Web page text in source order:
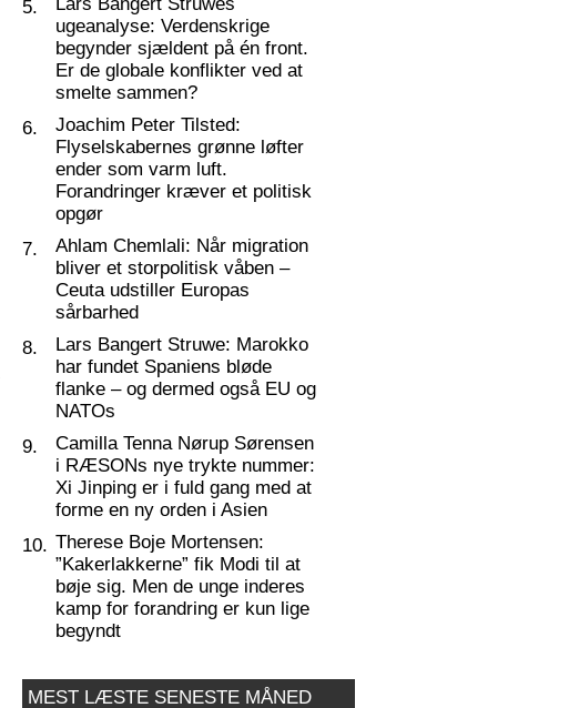
5.
ugeanalyse: Verdenskrige
begynder sjældent på én front.
Er de globale konflikter ved at
smelte sammen?
6.
Joachim Peter Tilsted:
Flyselskabernes grønne løfter
ender som varm luft.
Forandringer kræver et politisk
opgør
7.
Ahlam Chemlali: Når migration
bliver et storpolitisk våben –
Ceuta udstiller Europas
sårbarhed
8.
Lars Bangert Struwe: Marokko
har fundet Spaniens bløde
flanke – og dermed også EU og
NATOs
9.
Camilla Tenna Nørup Sørensen
i RÆSONs nye trykte nummer:
Xi Jinping er i fuld gang med at
forme en ny orden i Asien
10. Therese Boje Mortensen:
”Kakerlakkerne” fik Modi til at
bøje sig. Men de unge inderes
kamp for forandring er kun lige
begyndt
MEST LÆSTE SENESTE MÅNED